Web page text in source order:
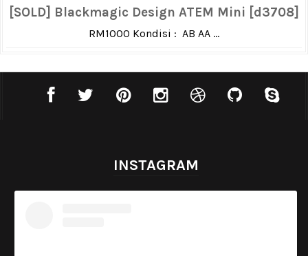
[SOLD] Blackmagic Design ATEM Mini [d3708]
RM1000 Kondisi : AB AA ...
INSTAGRAM